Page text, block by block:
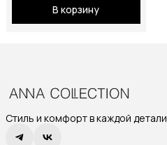
В корзину
Стиль и комфорт в каждой детали